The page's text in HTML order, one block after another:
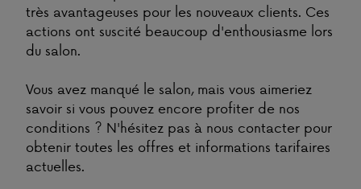
très avantageuses pour les nouveaux clients. Ces
actions ont suscité beaucoup d'enthousiasme lors
du salon.
Vous avez manqué le salon, mais vous aimeriez
savoir si vous pouvez encore profiter de nos
conditions ? N'hésitez pas à nous contacter pour
obtenir toutes les offres et informations tarifaires
actuelles.